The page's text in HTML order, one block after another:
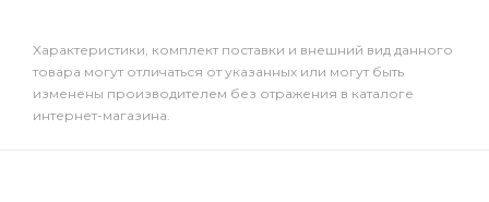
Xарактеристики, комплект поставки и внешний вид данного
товара могут отличаться от указанных или могут быть
изменены производителем без отражения в каталоге
интернет-магазина.